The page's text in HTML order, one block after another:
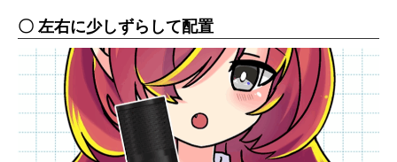
〇 左右に少しずらして配置